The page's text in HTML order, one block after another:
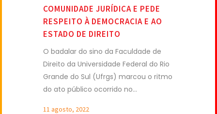
COMUNIDADE JURÍDICA E PEDE
RESPEITO À DEMOCRACIA E AO
ESTADO DE DIREITO
O badalar do sino da Faculdade de
Direito da Universidade Federal do Rio
Grande do Sul (Ufrgs) marcou o ritmo
do ato público ocorrido no...
11 agosto, 2022